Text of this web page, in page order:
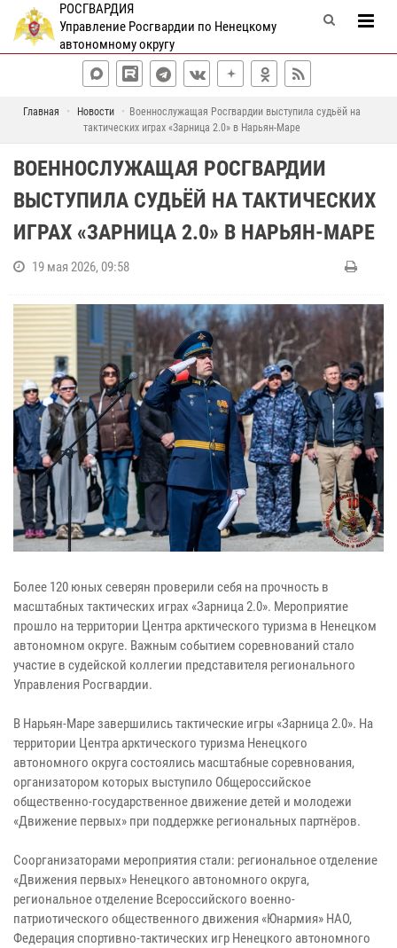
РОСГВАРДИЯ
Управление Росгвардии по Ненецкому
автономному округу
Главная Новости
Военнослужащая Росгвардии выступила судьёй на
тактических играх «Зарница 2.0» в Нарьян-Маре
ВОЕННОСЛУЖАЩАЯ РОСГВАРДИИ
ВЫСТУПИЛА СУДЬЁЙ НА ТАКТИЧЕСКИХ
ИГРАХ «ЗАРНИЦА 2.0» В НАРЬЯН-МАРЕ
19 мая 2026, 09:58
Более 120 юных северян проверили себя на прочность в
масштабных тактических играх «Зарница 2.0». Мероприятие
прошло на территории Центра арктического туризма в Ненецком
автономном округе. Важным событием соревнований стало
участие в судейской коллегии представителя регионального
Управления Росгвардии.
В Нарьян-Маре завершились тактические игры «Зарница 2.0». На
территории Центра арктического туризма Ненецкого
автономного округа состоялись масштабные соревнования,
организатором которых выступило Общероссийское
общественно-государственное движение детей и молодежи
«Движение первых» при поддержке региональных партнёров.
Соорганизаторами мероприятия стали: региональное отделение
«Движения первых» Ненецкого автономного округа,
региональное отделение Всероссийского военно-
патриотического общественного движения «Юнармия» НАО,
Федерация спортивно-тактических игр Ненецкого автономного